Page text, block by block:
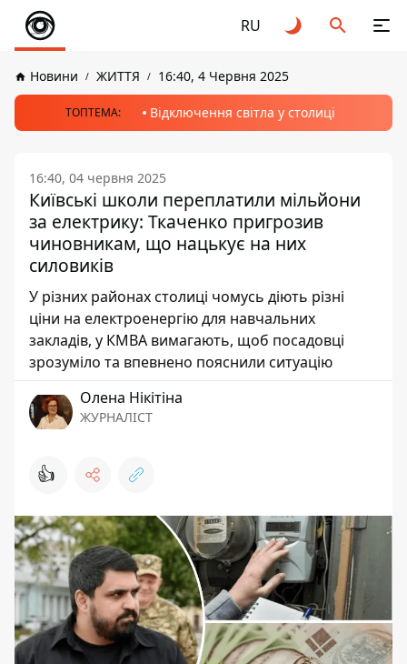
RU
Новини ЖИТТЯ 16:40, 4 Червня 2025
ТОПТЕМА: Відключення світла у столиці
16:40, 04 червня 2025
Київські школи переплатили мільйони
за електрику: Ткаченко пригрозив
чиновникам, що нацькує на них
силовиків
У різних районах столиці чомусь діють різні
ціни на електроенергію для навчальних
закладів, у КМВА вимагають, щоб посадовці
зрозуміло та впевнено пояснили ситуацію
Олена Нікітіна
ЖУРНАЛІСТ
👍